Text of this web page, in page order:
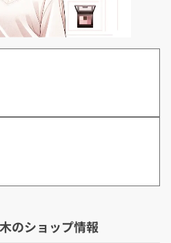
のショップ情報